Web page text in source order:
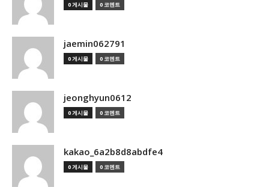
0 게시물 0 코멘트
jaemin062791
0 게시물 0 코멘트
jeonghyun0612
0 게시물 0 코멘트
kakao_6a2b8d8abdfe4
0 게시물 0 코멘트